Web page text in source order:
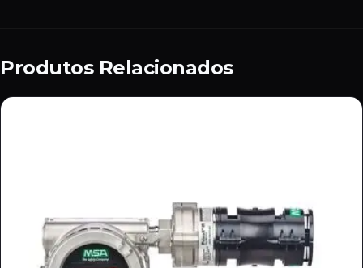
Produtos Relacionados